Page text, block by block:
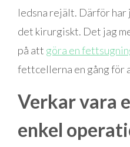
ledsna rejält. Därför
det kirurgiskt. Det jag
på att göra en
fettcellerna en gång för
Verkar vara
enkel